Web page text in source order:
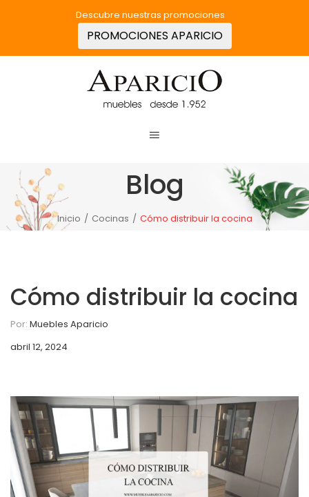
Descubre nuestras promociones
PROMOCIONES APARICIO
Blog
Inicio / Cocinas / Cómo distribuir la cocina
Cómo distribuir la cocina
Por: Muebles Aparicio
abril 12, 2024